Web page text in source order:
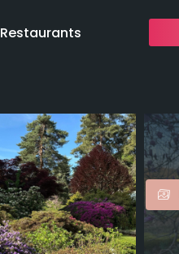
Restaurants